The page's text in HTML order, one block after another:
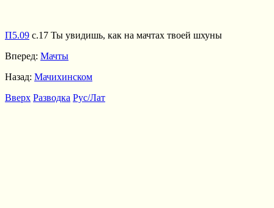
П5.09 с.17 Ты увидишь, как на мачтах твоей шхуны
Вперед: Мачты
Назад: Мачихинском
Вверх Разводка Рус/Лат